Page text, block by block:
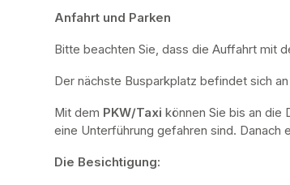
Anfahrt und Parken
Bitte beachten Sie, dass die Auffahrt mit
Der nächste Busparkplatz befindet sich
Mit dem PKW/Taxi können Sie bis an die
eine Unterführung gefahren sind. Danach
Die Besichtigung: